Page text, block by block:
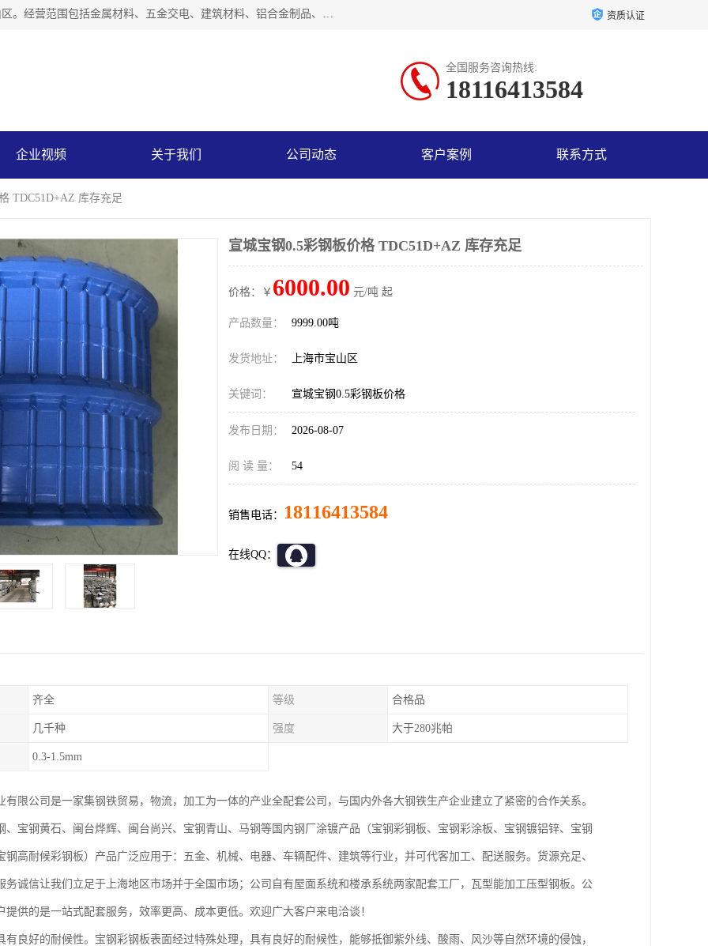
上海轩本实业有限公司成立于2017年，注册地位于上海市宝山区。经营范围包括金属材料、五金交电、建筑材料、铝合金制品、机械设备、电线电缆、装潢材料等；公司主营产品：宝钢彩钢板、宝钢彩钢卷、宝钢彩涂板、宝钢彩涂卷、宝钢高耐候彩钢板，宝钢氟碳彩钢板。是一家集钢铁贸易，物流、加工为一体的产业全配套公司。 资质认证
全国服务咨询热线:
18116413584
企业视频 关于我们 公司动态 客户案例 联系方式
TDC51D+AZ 库存充足
宣城宝钢0.5彩钢板价格 TDC51D+AZ 库存充足
价格：￥ 6000.00 元/吨 起
产品数量： 9999.00吨
发货地址： 上海市宝山区
关键词： 宣城宝钢0.5彩钢板价格
发布日期： 2026-08-07
阅 读 量： 54
销售电话： 18116413584
在线QQ：
齐全 等级 合格品
几千种 强度 大于280兆帕
0.3-1.5mm
有限公司是一家集钢铁贸易，物流，加工为一体的产业全配套公司，与国内外各大钢铁生产企业建立了紧密的合作关系。
、宝钢黄石、闽台烨辉、闽台尚兴、宝钢青山、马钢等国内钢厂涂镀产品（宝钢彩钢板、宝钢彩涂板、宝钢镀铝锌、宝钢
钢高耐候彩钢板）产品广泛应用于：五金、机械、电器、车辆配件、建筑等行业，并可代客加工、配送服务。货源充足、
务诚信让我们立足于上海地区市场并于全国市场；公司自有屋面系统和楼承系统两家配套工厂，瓦型能加工压型钢板。公
提供的是一站式配套服务，效率更高、成本更低。欢迎广大客户来电洽谈！
有良好的耐候性。宝钢彩钢板表面经过特殊处理，具有良好的耐候性，能够抵御紫外线、酸雨、风沙等自然环境的侵蚀，